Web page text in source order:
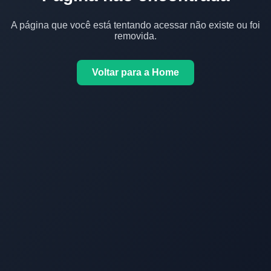
A página que você está tentando acessar não existe ou foi
removida.
Voltar para a Home